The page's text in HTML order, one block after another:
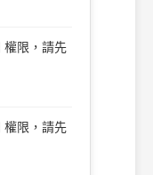
權限，請先
權限，請先